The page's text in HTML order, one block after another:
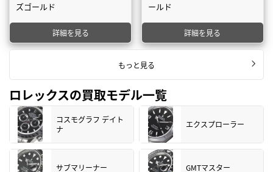
ズゴールド
詳細を見る
ールド
詳細を見る
もっと見る
ロレックスの買取モデル一覧
コスモグラフ デイト
ナ
エクスプローラー
サブマリーナー GMTマスター